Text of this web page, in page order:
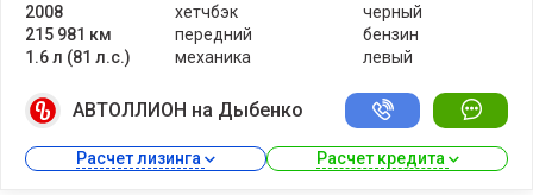
2008
215 981 км
1.6 л (81 л.с.)
хетчбэк
передний
механика
черный
бензин
левый
АВТОЛЛИОН на Дыбенко
Расчет лизинга Расчет кредита